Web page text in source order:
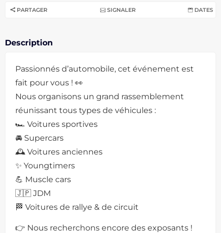
PARTAGER SIGNALER DATES
Description
Passionnés d’automobile, cet événement est
fait pour vous ! 👀
Nous organisons un grand rassemblement
réunissant tous types de véhicules :
🏎️ Voitures sportives
🚘 Supercars
🕰️ Voitures anciennes
✨ Youngtimers
💪 Muscle cars
🇯🇵 JDM
🏁 Voitures de rallye & de circuit
👉 Nous recherchons encore des exposants !